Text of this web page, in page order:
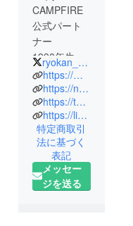
CAMPFIRE
公式パート
ナー
1990年生ま
れ / 鳥取市出
身
クラウド
ファンディ
ングを成功
に導く仕事
をしていま
す。
ryokan_1123
https://makikube.com/
https://note.com/ryokan1123
https://twitter.com/ryokan_1123
https://lin.ee/nQw9ssj
特定商取引
法に基づく
表記
メッセー
ジを送る